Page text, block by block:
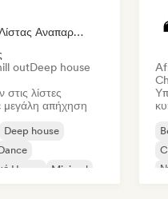
Επιμελητής Λίστας Αναπαραγωγής
outDeep house
λίστες
απήχηση
Deep house
House
Minimal